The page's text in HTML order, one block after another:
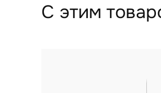
С этим